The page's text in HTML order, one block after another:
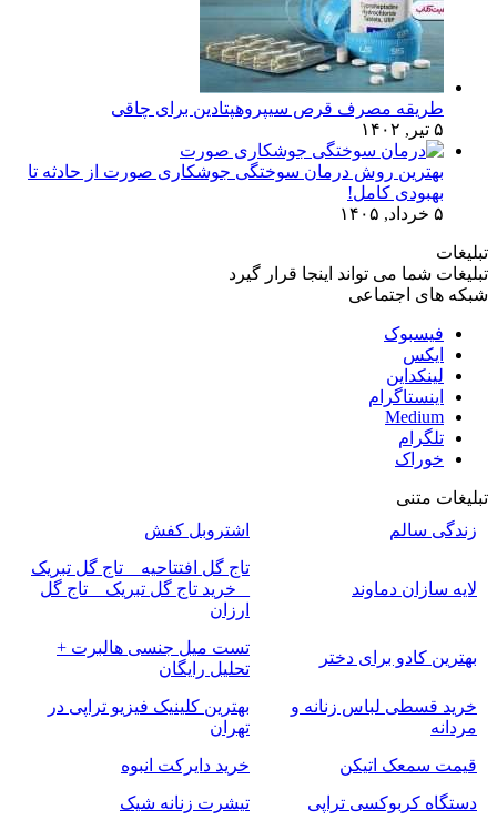
طریقه مصرف قرص سیپروهپتادین برای چاقی
۵ تیر, ۱۴۰۲
بهترین روش درمان سوختگی جوشکاری صورت از حادثه تا
بهبودی کامل!
۵ خرداد, ۱۴۰۵
تبلیغات
تبلیغات شما می تواند اینجا قرار گیرد
شبکه های اجتماعی
فیسبوک
ایکس
لینکداین
اینستاگرام
Medium
تلگرام
خوراک
تبلیغات متنی
زندگی سالم
اشتروبل کفش
لایه سازان دماوند
تاج گل افتتاحیه _ تاج گل تبریک
_ خرید تاج گل تبریک _ تاج گل
ارزان
بهترین کادو برای دختر
تست میل جنسی هالبرت +
تحلیل رایگان
خرید قسطی لباس زنانه و
مردانه
بهترین کلینیک فیزیو تراپی در
تهران
قیمت سمعک اتیکن
خرید دایرکت انبوه
دستگاه کربوکسی تراپی
تیشرت زنانه شیک